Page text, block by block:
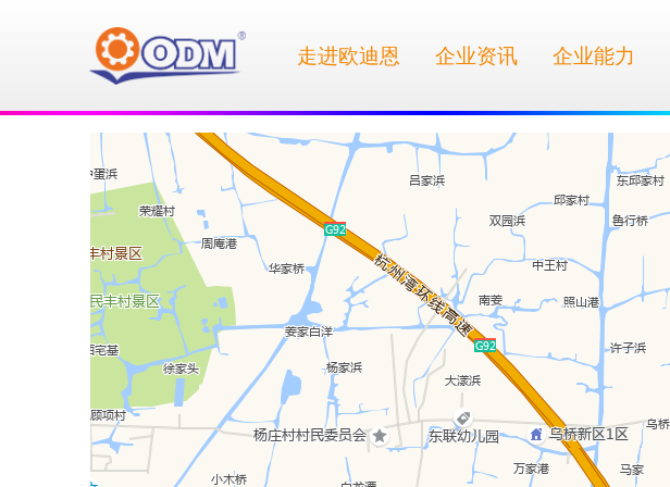
走进欧迪恩 企业资讯 企业能力